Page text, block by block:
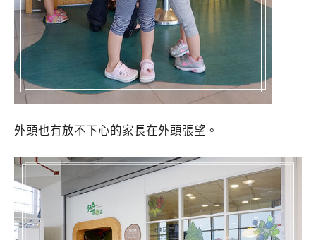
外頭也有放不下心的家長在外頭張望。